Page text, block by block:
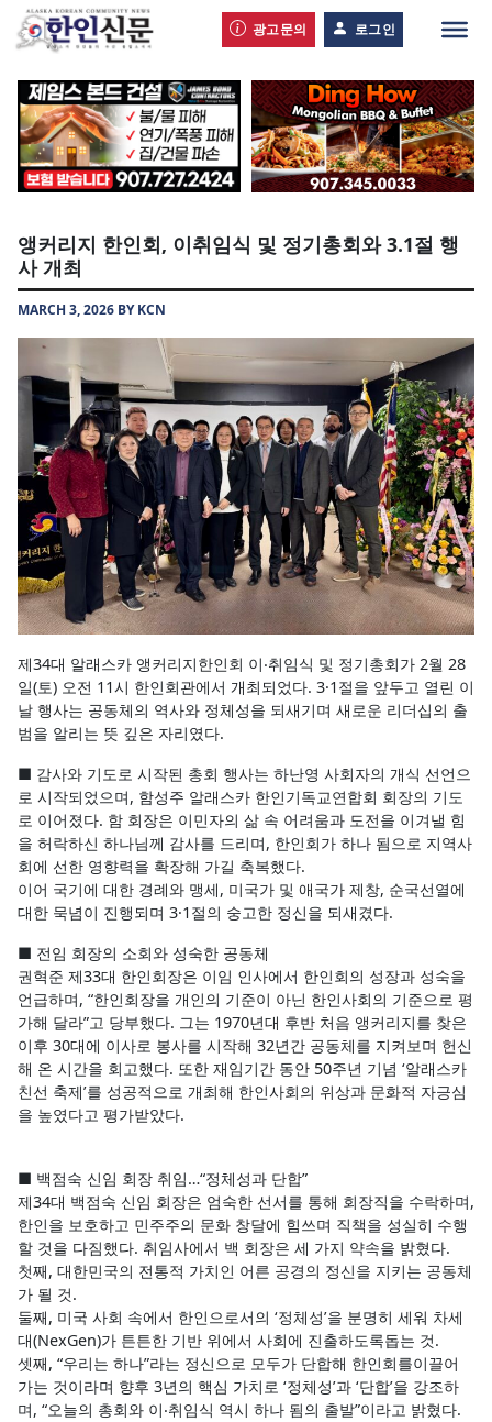
광고문의 로그인
앵커리지 한인회, 이취임식 및 정기총회와 3.1절 행
사 개최
MARCH 3, 2026 BY KCN
제34대 알래스카 앵커리지한인회 이‧취임식 및 정기총회가 2월 28
일(토) 오전 11시 한인회관에서 개최되었다. 3·1절을 앞두고 열린 이
날 행사는 공동체의 역사와 정체성을 되새기며 새로운 리더십의 출
범을 알리는 뜻 깊은 자리였다.
■ 감사와 기도로 시작된 총회 행사는 하난영 사회자의 개식 선언으
로 시작되었으며, 함성주 알래스카 한인기독교연합회 회장의 기도
로 이어졌다. 함 회장은 이민자의 삶 속 어려움과 도전을 이겨낼 힘
을 허락하신 하나님께 감사를 드리며, 한인회가 하나 됨으로 지역사
회에 선한 영향력을 확장해 가길 축복했다.
이어 국기에 대한 경례와 맹세, 미국가 및 애국가 제창, 순국선열에
대한 묵념이 진행되며 3·1절의 숭고한 정신을 되새겼다.
■ 전임 회장의 소회와 성숙한 공동체
권혁준 제33대 한인회장은 이임 인사에서 한인회의 성장과 성숙을
언급하며, “한인회장을 개인의 기준이 아닌 한인사회의 기준으로 평
가해 달라”고 당부했다. 그는 1970년대 후반 처음 앵커리지를 찾은
이후 30대에 이사로 봉사를 시작해 32년간 공동체를 지켜보며 헌신
해 온 시간을 회고했다. 또한 재임기간 동안 50주년 기념 ‘알래스카
친선 축제’를 성공적으로 개최해 한인사회의 위상과 문화적 자긍심
을 높였다고 평가받았다.
■ 백점숙 신임 회장 취임…“정체성과 단합”
제34대 백점숙 신임 회장은 엄숙한 선서를 통해 회장직을 수락하며,
한인을 보호하고 민주주의 문화 창달에 힘쓰며 직책을 성실히 수행
할 것을 다짐했다. 취임사에서 백 회장은 세 가지 약속을 밝혔다.
첫째, 대한민국의 전통적 가치인 어른 공경의 정신을 지키는 공동체
가 될 것.
둘째, 미국 사회 속에서 한인으로서의 ‘정체성’을 분명히 세워 차세
대(NexGen)가 튼튼한 기반 위에서 사회에 진출하도록돕는 것.
셋째, “우리는 하나”라는 정신으로 모두가 단합해 한인회를이끌어
가는 것이라며 향후 3년의 핵심 가치로 ‘정체성’과 ‘단합’을 강조하
며, “오늘의 총회와 이‧취임식 역시 하나 됨의 출발”이라고 밝혔다.